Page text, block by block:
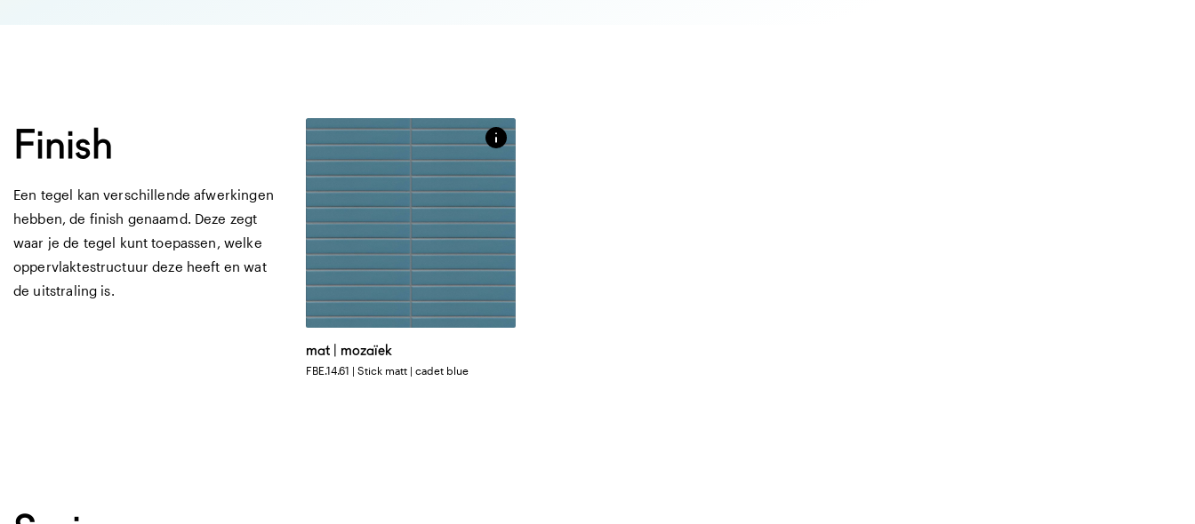
Finish
Een tegel kan verschillende afwerkingen
hebben, de finish genaamd. Deze zegt
waar je de tegel kunt toepassen, welke
oppervlaktestructuur deze heeft en wat
de uitstraling is.
mat | mozaïek
FBE.14.61 | Stick matt | cadet blue